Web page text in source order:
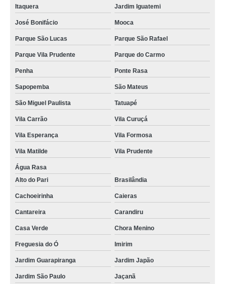
Itaquera Jardim Iguatemi
José Bonifácio Mooca
Parque São Lucas Parque São Rafael
Parque Vila Prudente Parque do Carmo
Penha Ponte Rasa
Sapopemba São Mateus
São Miguel Paulista Tatuapé
Vila Carrão Vila Curuçá
Vila Esperança Vila Formosa
Vila Matilde Vila Prudente
Água Rasa
Alto do Pari
Brasilândia
Cachoeirinha Caieras
Cantareira Carandiru
Casa Verde Chora Menino
Freguesia do Ó Imirim
Jardim Guarapiranga Jardim Japão
Jardim São Paulo Jaçanã